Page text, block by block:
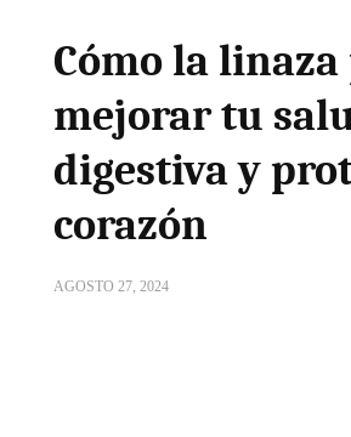
Cómo la linaza
mejorar tu
digestiva y
corazón
AGOSTO 27, 2024